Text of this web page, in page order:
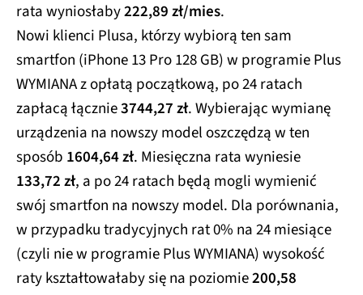
rata wyniosłaby222,89 zł/mies.
Nowi klienci Plusa, którzy wybiorą ten sam
smartfon (iPhone 13 Pro 128 GB) w programie Plus
WYMIANA z opłatą początkową, po 24 ratach
zapłacą łącznie3744,27 zł. Wybierając wymianę
urządzenia na nowszy model oszczędzą w ten
sposób 1604,64 zł. Miesięczna rata wyniesie
133,72 zł, a po 24 ratach będą mogli wymienić
swój smartfon na nowszy model. Dla porównania,
w przypadku tradycyjnych rat 0% na 24 miesiące
(czyli nie w programie Plus WYMIANA) wysokość
raty kształtowałaby się na poziomie200,58